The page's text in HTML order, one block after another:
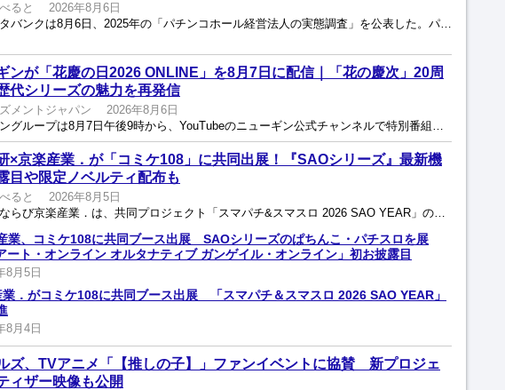
ると
2026年8月6日
帝国データバンクは8月6日、2025年の「パチンコホール経営法人の実態調査」を公表した。パチンコホール経営法人数は前年から5.9％減の1,130社となり、2016年からの10年間で半数以...
ンが「花慶の日2026 ONLINE」を8月7日に配信｜「花の慶次」20周
代シリーズの魅力を再発信
メントジャパン
2026年8月6日
ニューギングループは8月7日午後9時から、YouTubeのニューギン公式チャンネルで特別番組「花慶の日2026 ONLINE」を生配信。2027年に20周年を迎えるパチンコ・パチスロ「花の慶次」...
×京楽産業．が「コミケ108」に共同出展！『SAOシリーズ』最新機
目や限定ノベルティ配布も
ると
2026年8月5日
大都技研ならび京楽産業．は、共同プロジェクト「スマパチ&スマスロ 2026 SAO YEAR」の一環として、8月15日と16日に東京ビッグサイトで開催される世界最大規模の同人誌即売会「コミックマ...
業、コミケ108に共同ブース出展 SAOシリーズのぱちんこ・パチスロを展
ト・オンライン オルタナティブ ガンゲイル・オンライン」初お披露目
8月5日
．がコミケ108に共同ブース出展 「スマパチ＆スマスロ 2026 SAO YEAR」
8月4日
ズ、TVアニメ「【推しの子】」ファンイベントに協賛 新プロジェ
ィザー映像も公開